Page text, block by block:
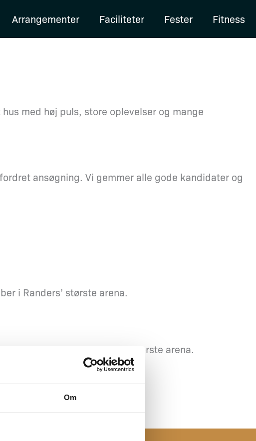
Om
Arrangementer Faciliteter Fester Fitness
med høj puls, store oplevelser og mange
ansøgning. Vi gemmer alle gode kandidater og
i Randers’ største arena.
og oplevelser i Randers’ største arena.